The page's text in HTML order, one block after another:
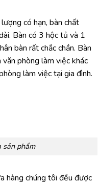
có hạn, bàn chất
Bàn có 3 hộc tủ và 1
bàn rất chắc chắn. Bàn
phòng làm việc khác
làm việc tại gia đình.
sản phẩm
hàng chúng tôi đều được